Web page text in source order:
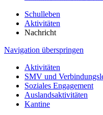
Schulleben
Aktivitäten
Nachricht
Navigation überspringen
Aktivitäten
SMV und
Soziales Engagement
Auslandsaktivitäten
Kantine